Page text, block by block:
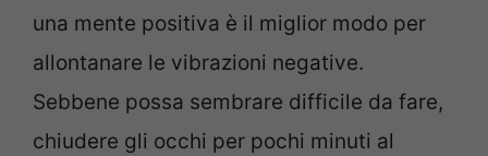
una mente positiva è il miglior modo per
allontanare le vibrazioni negative.
Sebbene possa sembrare difficile da fare,
chiudere gli occhi per pochi minuti al